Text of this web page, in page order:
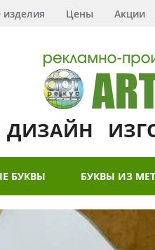
изделия Цены Акции
ДИЗАЙН
БУКВЫ БУКВЫ ИЗ